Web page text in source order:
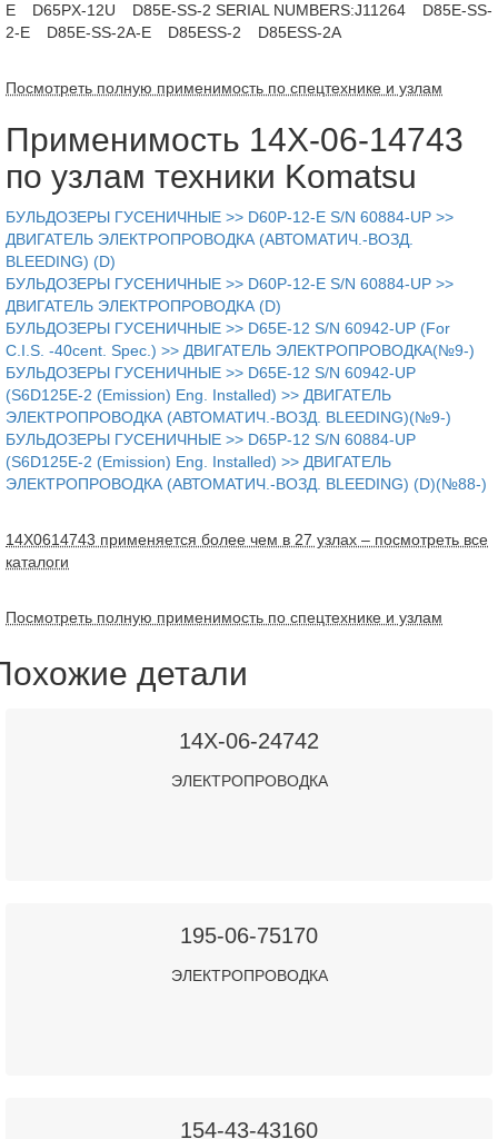
E
D65PX-12U D85E-SS-2 SERIAL NUMBERS:J11264
D85E-SS-
2-E
D85E-SS-2A-E D85ESS-2 D85ESS-2A
Посмотреть полную применимость по спецтехнике и узлам
Применимость 14X-06-14743
по узлам техники Komatsu
БУЛЬДОЗЕРЫ ГУСЕНИЧНЫЕ >> D60P-12-E S/N 60884-UP >>
ДВИГАТЕЛЬ ЭЛЕКТРОПРОВОДКА (АВТОМАТИЧ.-ВОЗД.
BLEEDING) (D)
БУЛЬДОЗЕРЫ ГУСЕНИЧНЫЕ >> D60P-12-E S/N 60884-UP >>
ДВИГАТЕЛЬ ЭЛЕКТРОПРОВОДКА (D)
БУЛЬДОЗЕРЫ ГУСЕНИЧНЫЕ >> D65E-12 S/N 60942-UP (For
C.I.S. -40cent. Spec.) >> ДВИГАТЕЛЬ ЭЛЕКТРОПРОВОДКА(№9-)
БУЛЬДОЗЕРЫ ГУСЕНИЧНЫЕ >> D65E-12 S/N 60942-UP
(S6D125E-2 (Emission) Eng. Installed) >> ДВИГАТЕЛЬ
ЭЛЕКТРОПРОВОДКА (АВТОМАТИЧ.-ВОЗД. BLEEDING)(№9-)
БУЛЬДОЗЕРЫ ГУСЕНИЧНЫЕ >> D65P-12 S/N 60884-UP
(S6D125E-2 (Emission) Eng. Installed) >> ДВИГАТЕЛЬ
ЭЛЕКТРОПРОВОДКА (АВТОМАТИЧ.-ВОЗД. BLEEDING) (D)(№88-)
14X0614743 применяется более чем в 27 узлах – посмотреть все
каталоги
Посмотреть полную применимость по спецтехнике и узлам
детали
14X-06-24742
ЭЛЕКТРОПРОВОДКА
195-06-75170
ЭЛЕКТРОПРОВОДКА
154-43-43160